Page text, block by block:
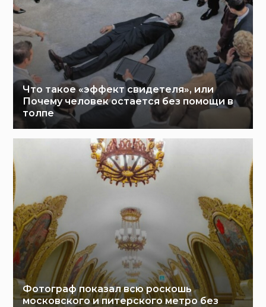
Что такое «эффект свидетеля», или
Почему человек остается без помощи в
толпе
Фотограф показал всю роскошь
московского и питерского метро без